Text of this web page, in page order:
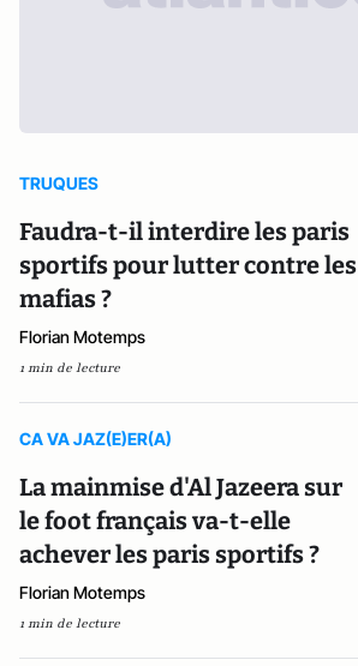
TRUQUES
Faudra-t-il interdire les paris
sportifs pour lutter contre les
mafias ?
Florian Motemps
1 min de lecture
CA VA JAZ(E)ER(A)
La mainmise d'Al Jazeera sur
le foot français va-t-elle
achever les paris sportifs ?
Florian Motemps
1 min de lecture